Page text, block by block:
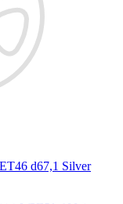
d67,1 Silver